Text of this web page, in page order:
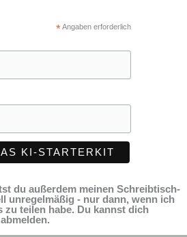
*Angaben erforderlich
du außerdem meinen Schreibtisch-
unregelmäßig - nur dann, wenn ich
teilen habe. Du kannst dich